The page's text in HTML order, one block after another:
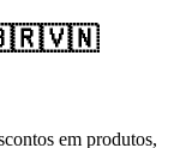
em produtos,